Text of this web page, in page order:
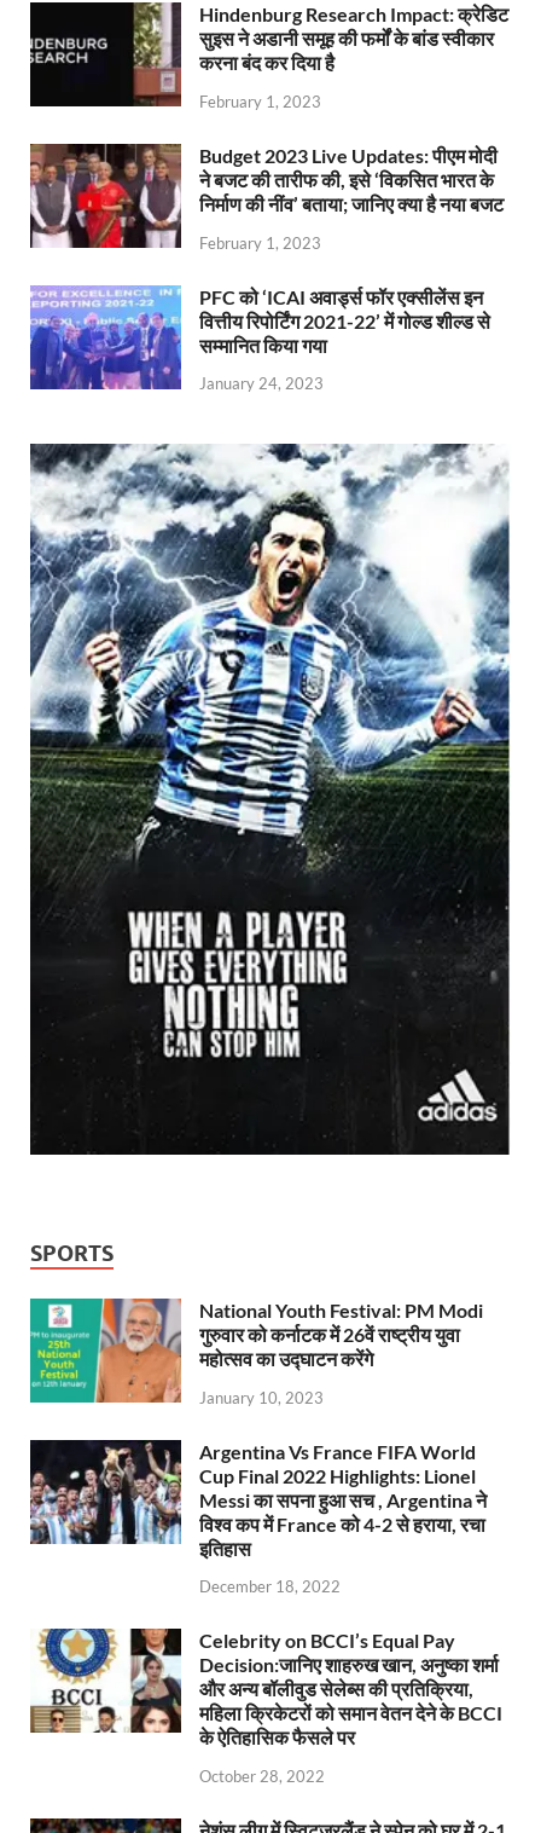
Hindenburg Research Impact: क्रेडिट
सुइस ने अडानी समूह की फर्मों के बांड स्वीकार
करना बंद कर दिया है
February 1, 2023
Budget 2023 Live Updates: पीएम मोदी
ने बजट की तारीफ की, इसे ‘विकसित भारत के
निर्माण की नींव’ बताया; जानिए क्या है नया बजट
February 1, 2023
PFC को ‘ICAI अवार्ड्स फॉर एक्सीलेंस इन
वित्तीय रिपोर्टिंग 2021-22’ में गोल्ड शील्ड से
सम्मानित किया गया
January 24, 2023
SPORTS
National Youth Festival: PM Modi
गुरुवार को कर्नाटक में 26वें राष्ट्रीय युवा
महोत्सव का उद्घाटन करेंगे
January 10, 2023
Argentina Vs France FIFA World
Cup Final 2022 Highlights: Lionel
Messi का सपना हुआ सच , Argentina ने
विश्व कप में France को 4-2 से हराया, रचा
इतिहास
December 18, 2022
Celebrity on BCCI’s Equal Pay
Decision:जानिए शाहरुख खान, अनुष्का शर्मा
और अन्य बॉलीवुड सेलेब्स की प्रतिक्रिया,
महिला क्रिकेटरों को समान वेतन देने के BCCI
के ऐतिहासिक फैसले पर
October 28, 2022